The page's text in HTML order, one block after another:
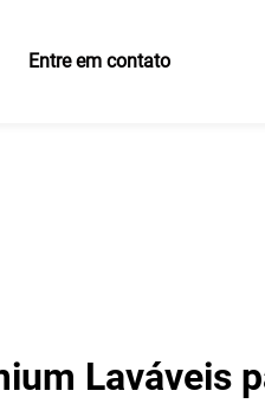
Entre em contato
Laváveis